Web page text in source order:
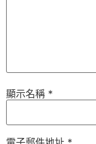
顯示名稱 *